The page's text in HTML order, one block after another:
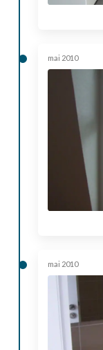
mai 2010
mai 2010